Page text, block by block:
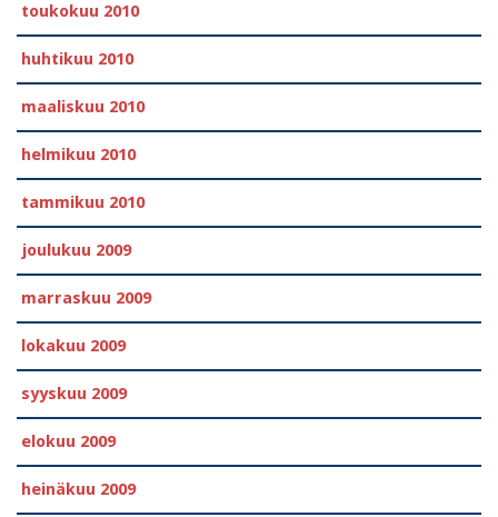
toukokuu 2010
huhtikuu 2010
maaliskuu 2010
helmikuu 2010
tammikuu 2010
joulukuu 2009
marraskuu 2009
lokakuu 2009
syyskuu 2009
elokuu 2009
heinäkuu 2009